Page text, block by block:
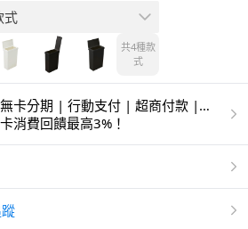
式
共4種款
式
卡分期 | 行動支付 | 超商付款 |
卡
消費回饋最高3%！